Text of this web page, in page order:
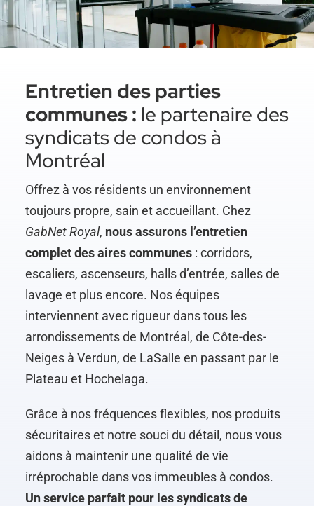
Entretien des parties
communes : le partenaire des
syndicats de condos à
Montréal
Offrez à vos résidents un environnement
toujours propre, sain et accueillant. Chez
GabNet Royal, nous assurons l’entretien
complet des aires communes: corridors,
escaliers, ascenseurs, halls d’entrée, salles de
lavage et plus encore. Nos équipes
interviennent avec rigueur dans tous les
arrondissements de Montréal, de Côte-des-
Neiges à Verdun, de LaSalle en passant par le
Plateau et Hochelaga.
Grâce à nos fréquences flexibles, nos produits
sécuritaires et notre souci du détail, nous vous
aidons à maintenir une qualité de vie
irréprochable dans vos immeubles à condos.
Un service parfait pour les syndicats de